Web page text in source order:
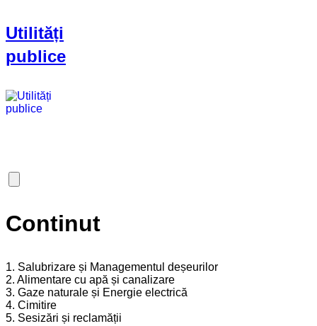
Utilități
publice
Continut
1. Salubrizare și Managementul deșeurilor
2. Alimentare cu apă și canalizare
3. Gaze naturale și Energie electrică
4. Cimitire
5. Sesizări și reclamății